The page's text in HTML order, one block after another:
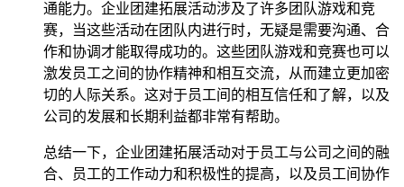
通能力。企业团建拓展活动涉及了许多团队游戏和竞
赛，当这些活动在团队内进行时，无疑是需要沟通、合
作和协调才能取得成功的。这些团队游戏和竞赛也可以
激发员工之间的协作精神和相互交流，从而建立更加密
切的人际关系。这对于员工间的相互信任和了解，以及
公司的发展和长期利益都非常有帮助。
总结一下，企业团建拓展活动对于员工与公司之间的融
合、员工的工作动力和积极性的提高，以及员工间协作